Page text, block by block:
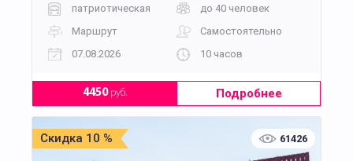
патриотическая
до 40 человек
Маршрут
Самостоятельно
07.08.2026
10 часов
4450руб. Подробнее
Скидка 10 % 61426